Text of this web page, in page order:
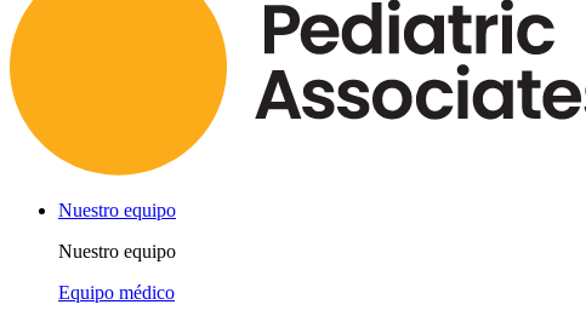
Nuestro equipo
Nuestro equipo
Equipo médico